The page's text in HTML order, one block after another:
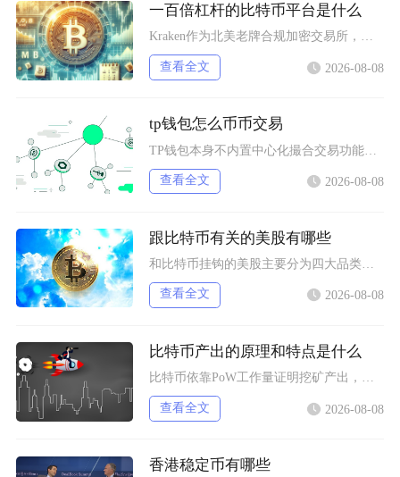
一百倍杠杆的比特币平台是什么
Kraken作为北美老牌合规加密交易所，其Pro版本的比特币期货合约明确开放100倍杠杆，
查看全文 2026-08-08
tp钱包怎么币币交易
查看全文 2026-08-08
跟比特币有关的美股有哪些
查看全文 2026-08-08
比特币产出的原理和特点是什么
比特币依靠PoW工作量证明挖矿产出，核心依托固定区块奖励减半机制完成发行，具备总量恒定、去
查看全文 2026-08-08
香港稳定币有哪些